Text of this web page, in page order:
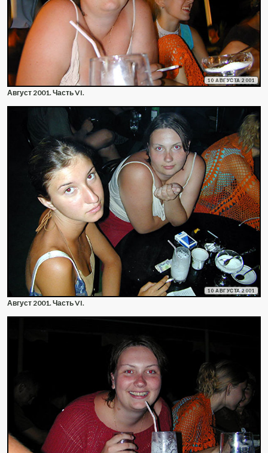
10 АВГУСТА 2001
Август 2001. Часть VI.
10 АВГУСТА 2001
Август 2001. Часть VI.